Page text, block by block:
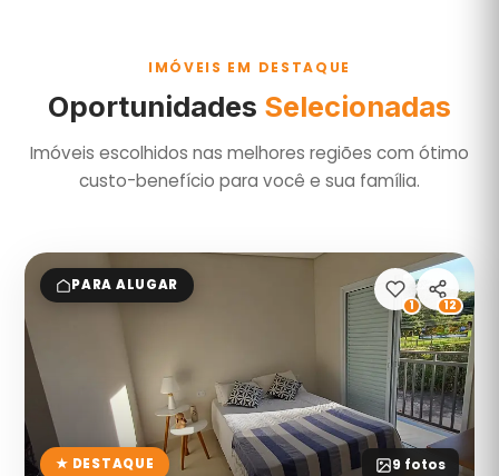
IMÓVEIS EM DESTAQUE
Oportunidades Selecionadas
Imóveis escolhidos nas melhores regiões com ótimo
custo-benefício para você e sua família.
PARA ALUGAR
9 fotos
★ DESTAQUE
1 12